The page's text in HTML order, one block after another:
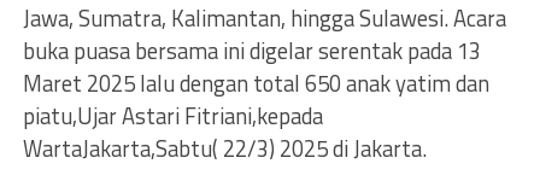
Jawa, Sumatra, Kalimantan, hingga Sulawesi. Acara
buka puasa bersama ini digelar serentak pada 13
Maret 2025 lalu dengan total 650 anak yatim dan
piatu,Ujar Astari Fitriani,kepada
WartaJakarta,Sabtu( 22/3) 2025 di Jakarta.